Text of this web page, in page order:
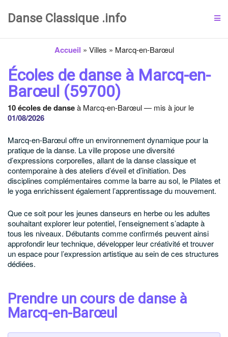
Danse Classique .info
Accueil » Villes » Marcq-en-Barœul
Écoles de danse à Marcq-en-
Barœul (59700)
10 écoles de danseà Marcq-en-Barœul — mis à jour le
01/08/2026
Marcq-en-Barœul offre un environnement dynamique pour la
pratique de la danse. La ville propose une diversité
d’expressions corporelles, allant de la danse classique et
contemporaine à des ateliers d’éveil et d’initiation. Des
disciplines complémentaires comme la barre au sol, le Pilates et
le yoga enrichissent également l’apprentissage du mouvement.
Que ce soit pour les jeunes danseurs en herbe ou les adultes
souhaitant explorer leur potentiel, l’enseignement s’adapte à
tous les niveaux. Débutants comme confirmés peuvent ainsi
approfondir leur technique, développer leur créativité et trouver
un espace pour l’expression artistique au sein de ces structures
dédiées.
Prendre un cours de danse à
Marcq-en-Barœul